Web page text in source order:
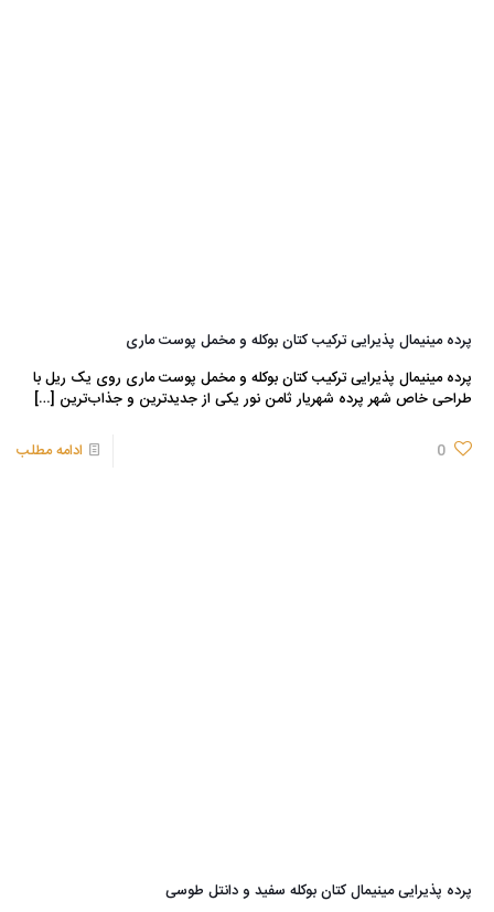
پرده مینیمال پذیرایی ترکیب کتان بوکله و مخمل پوست ماری
پرده مینیمال پذیرایی ترکیب کتان بوکله و مخمل پوست ماری روی یک ریل با
طراحی خاص شهر پرده شهریار ثامن نور یکی از جدیدترین و جذاب‌ترین […]
0 ادامه مطلب
پرده پذیرایی مینیمال کتان بوکله سفید و دانتل طوسی